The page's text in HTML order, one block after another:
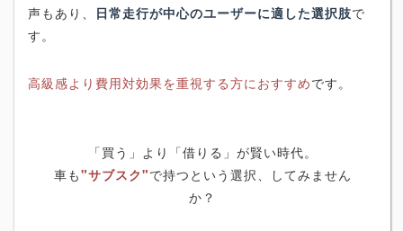
声もあり、 日常走行が中心のユーザーに適した選択肢で
す。
高級感より費用対効果を重視する方におすすめです。
「買う」より「借りる」が賢い時代。
車も"サブスク"で持つという選択、してみません
か？